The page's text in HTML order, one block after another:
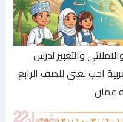
والتعبير لدرس
احب لغتي للصف الرابع
عمان